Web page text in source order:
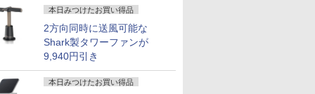
本日みつけたお買い得品
2方向同時に送風可能な
Shark製タワーファンが
9,940円引き
本日みつけたお買い得品